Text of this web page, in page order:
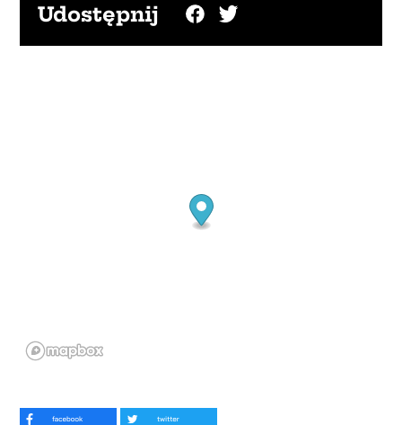
Udostępnij